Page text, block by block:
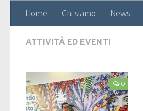
Home Chi siamo News
ATTIVITÀ ED EVENTI
0